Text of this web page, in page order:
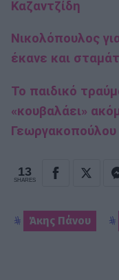
Καζαντζίδη
Νικολόπουλος
έκανε και
To παιδικό
«κουβαλάει»
Γεωργακοπούλου
13
SHARES
Άκης Πάνου